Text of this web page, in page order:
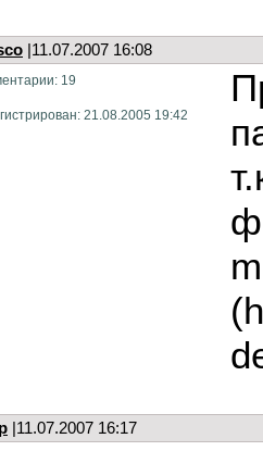
|11.07.2007 16:08
19
21.08.2005 19:42
|11.07.2007 16:17